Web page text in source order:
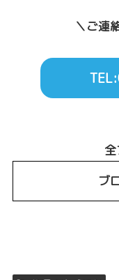
＼ご連
ブ